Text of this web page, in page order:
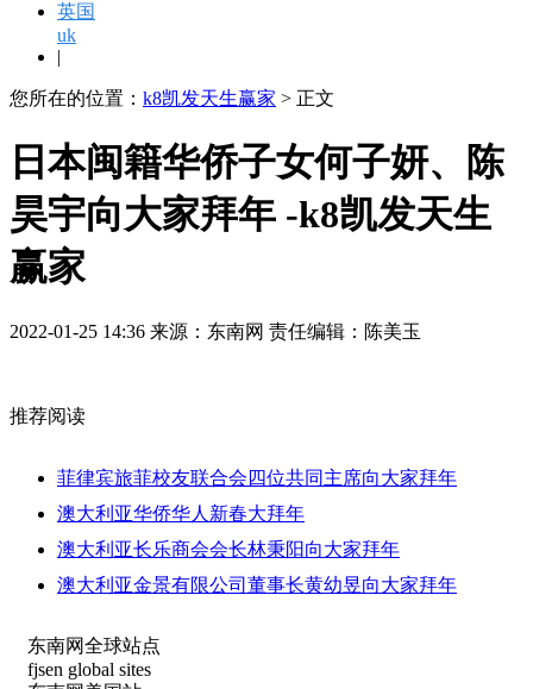
英国
uk
|
您所在的位置： k8凯发天生赢家 > 正文
日本闽籍华侨子女何子妍、陈
昊宇向大家拜年 -k8凯发天生
赢家
2022-01-25 14:36 来源：东南网 责任编辑：陈美玉
推荐阅读
菲律宾旅菲校友联合会四位共同主席向大家拜年
澳大利亚华侨华人新春大拜年
澳大利亚长乐商会会长林秉阳向大家拜年
澳大利亚金景有限公司董事长黄幼昱向大家拜年
东南网全球站点
fjsen global sites